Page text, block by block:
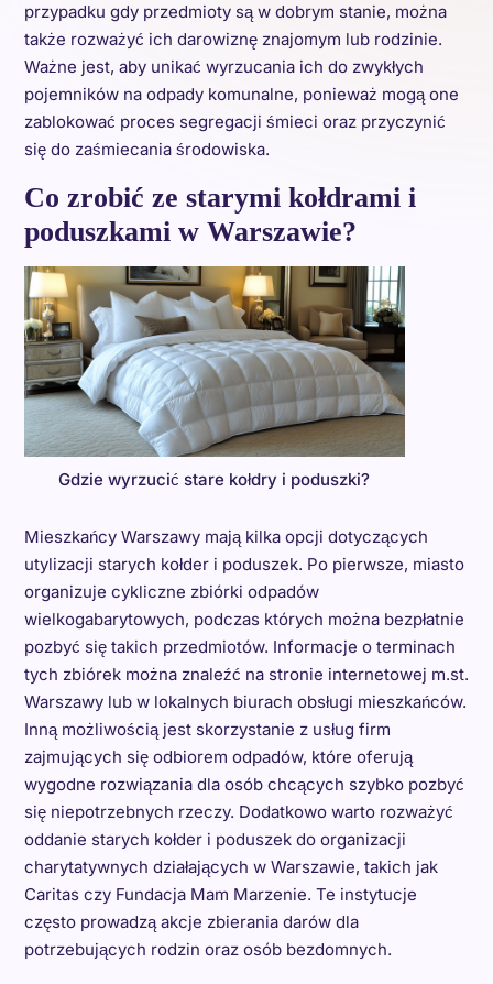
przypadku gdy przedmioty są w dobrym stanie, można
także rozważyć ich darowiznę znajomym lub rodzinie.
Ważne jest, aby unikać wyrzucania ich do zwykłych
pojemników na odpady komunalne, ponieważ mogą one
zablokować proces segregacji śmieci oraz przyczynić
się do zaśmiecania środowiska.
Co zrobić ze starymi kołdrami i
poduszkami w Warszawie?
Gdzie wyrzucić stare kołdry i poduszki?
Mieszkańcy Warszawy mają kilka opcji dotyczących
utylizacji starych kołder i poduszek. Po pierwsze, miasto
organizuje cykliczne zbiórki odpadów
wielkogabarytowych, podczas których można bezpłatnie
pozbyć się takich przedmiotów. Informacje o terminach
tych zbiórek można znaleźć na stronie internetowej m.st.
Warszawy lub w lokalnych biurach obsługi mieszkańców.
Inną możliwością jest skorzystanie z usług firm
zajmujących się odbiorem odpadów, które oferują
wygodne rozwiązania dla osób chcących szybko pozbyć
się niepotrzebnych rzeczy. Dodatkowo warto rozważyć
oddanie starych kołder i poduszek do organizacji
charytatywnych działających w Warszawie, takich jak
Caritas czy Fundacja Mam Marzenie. Te instytucje
często prowadzą akcje zbierania darów dla
potrzebujących rodzin oraz osób bezdomnych.